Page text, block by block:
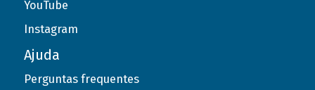
YouTube
Instagram
Ajuda
Perguntas frequentes